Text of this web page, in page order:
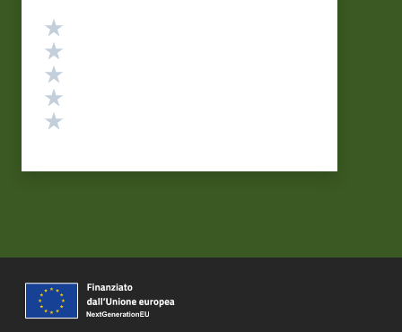
Valutazione